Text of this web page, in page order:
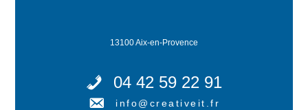
13100 Aix-en-Provence
04 42 59 22 91
info@creativeit.fr